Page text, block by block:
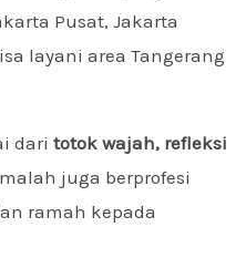
Pusat, Jakarta
layani area Tangerang
daritotok wajah, refleksi
juga berprofesi
ramah kepada